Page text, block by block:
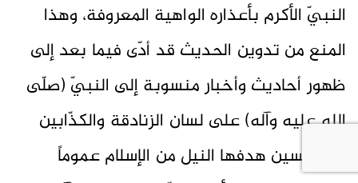
النبيّ الأكرم بأعذاره الواهية المعروفة، وهذا
المنع من تدوين الحديث قد أدّى فيما بعد إلى
ظهور أحاديث وأخبار منسوبة إلى النبيّ (صلّى
الله عليه وآله) على لسان الزنادقة والكذّابين
والمدلّسين هدفها النيل من الإسلام عموماً